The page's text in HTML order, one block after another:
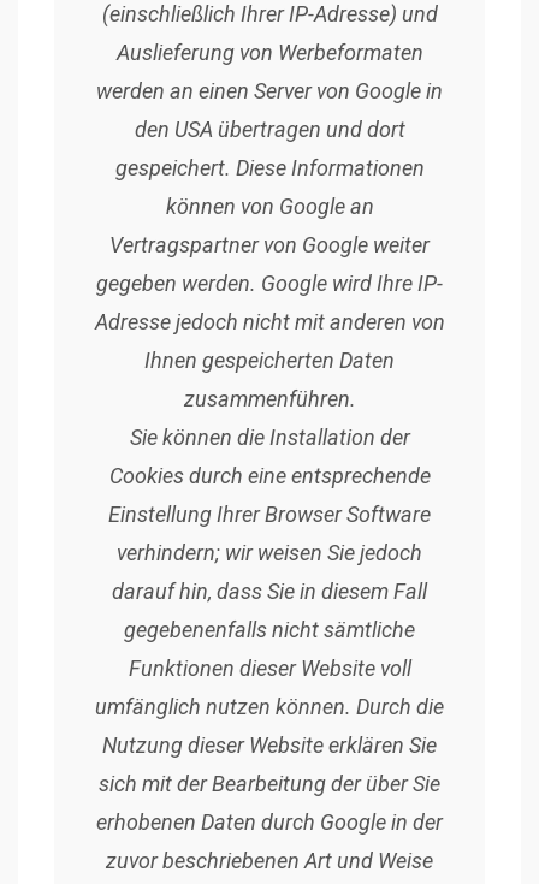
(einschließlich Ihrer IP-Adresse) und
Auslieferung von Werbeformaten
werden an einen Server von Google in
den USA übertragen und dort
gespeichert. Diese Informationen
können von Google an
Vertragspartner von Google weiter
gegeben werden. Google wird Ihre IP-
Adresse jedoch nicht mit anderen von
Ihnen gespeicherten Daten
zusammenführen.
Sie können die Installation der
Cookies durch eine entsprechende
Einstellung Ihrer Browser Software
verhindern; wir weisen Sie jedoch
darauf hin, dass Sie in diesem Fall
gegebenenfalls nicht sämtliche
Funktionen dieser Website voll
umfänglich nutzen können. Durch die
Nutzung dieser Website erklären Sie
sich mit der Bearbeitung der über Sie
erhobenen Daten durch Google in der
zuvor beschriebenen Art und Weise